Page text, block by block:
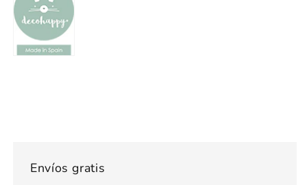
Envíos gratis